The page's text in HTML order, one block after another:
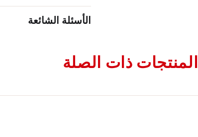
الأسئلة الشائعة
المنتجات ذات الصلة